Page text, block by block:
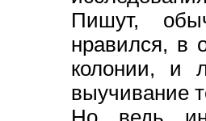
Пишут,
нравился, в
колонии, и
выучивание